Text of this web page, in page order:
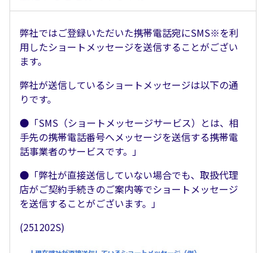
弊社ではご登録いただいた携帯電話宛にSMS※を利
用したショートメッセージを送信することがござい
ます。
弊社が送信しているショートメッセージは以下の通
りです。
●「SMS（ショートメッセージサービス）とは、相
手先の携帯電話番号へメッセージを送信する携帯電
話事業者のサービスです。」
●「弊社が直接送信していない場合でも、取扱代理
店がご契約手続きのご案内等でショートメッセージ
を送信することがございます。」
(251202S)